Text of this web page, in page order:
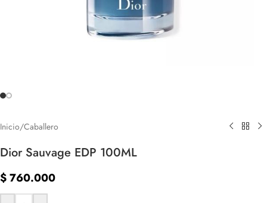
Inicio/Caballero
Dior Sauvage EDP 100ML
$760.000